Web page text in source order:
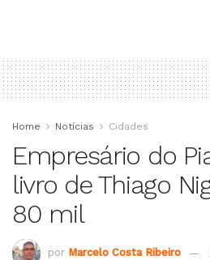
Home Notícias Cidades
Empresário do
livro de Thiago
80 mil
por Marcelo Costa Ribeiro